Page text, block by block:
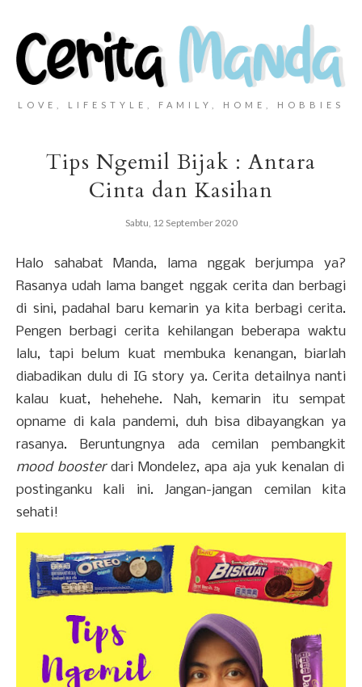
LOVE, LIFESTYLE, FAMILY, HOME, HOBBIES
Tips Ngemil Bijak : Antara
Cinta dan Kasihan
Sabtu, 12 September 2020
Halo sahabat Manda, lama nggak berjumpa ya?
Rasanya udah lama banget nggak cerita dan berbagi
di sini, padahal baru kemarin ya kita berbagi cerita.
Pengen berbagi cerita kehilangan beberapa waktu
lalu, tapi belum kuat membuka kenangan, biarlah
diabadikan dulu di IG story ya. Cerita detailnya nanti
kalau kuat, hehehehe. Nah, kemarin itu sempat
opname di kala pandemi, duh bisa dibayangkan ya
rasanya. Beruntungnya ada cemilan pembangkit
mood boosterdari Mondelez, apa aja yuk kenalan di
postinganku kali ini. Jangan-jangan cemilan kita
sehati!